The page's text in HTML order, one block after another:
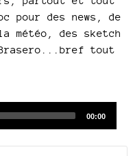
pour des news, de
météo, des sketch
Brasero...bref tout
Total
00:00